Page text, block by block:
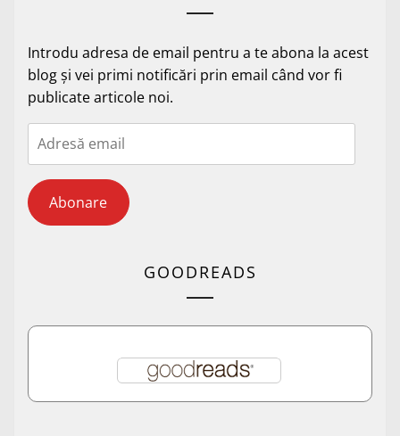
Introdu adresa de email pentru a te abona la acest
blog și vei primi notificări prin email când vor fi
publicate articole noi.
Adresă
email
Abonare
GOODREADS